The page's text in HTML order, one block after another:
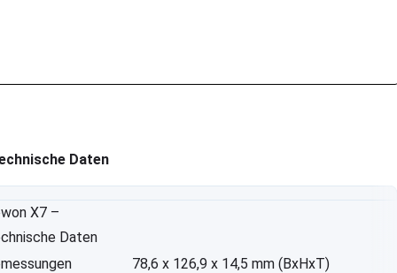
Daten
X7 –
Daten
78,6 x 126,9 x 14,5 mm (BxHxT)